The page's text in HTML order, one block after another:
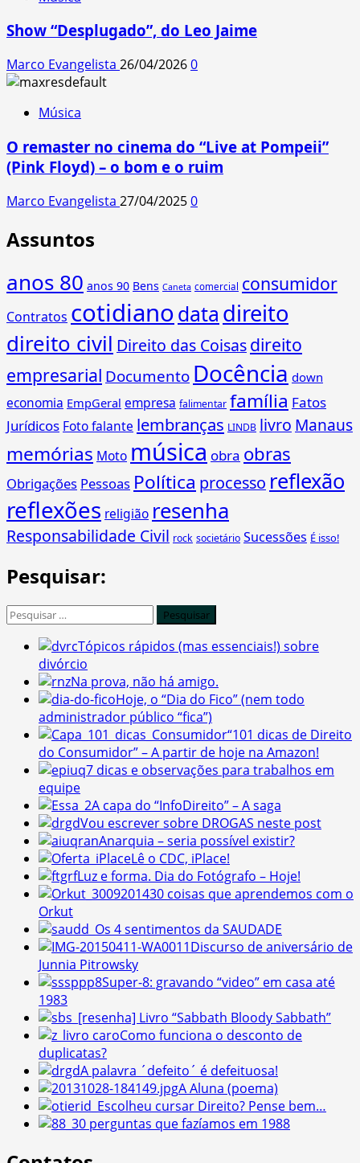
Show “Desplugado”, do Leo Jaime
Marco Evangelista 26/04/20260
Música
O remaster no cinema do “Live at Pompeii”
(Pink Floyd) – o bom e o ruim
Marco Evangelista 27/04/20250
Assuntos
anos 80 anos 90 Bens Caneta comercial consumidor
Contratos cotidianodata direito
direito civil Direito das Coisasdireito
empresarial Documento Docência down
economia EmpGeral empresa falimentar família Fatos
Jurídicos Foto falante lembranças LINDB livro Manaus
memórias Moto música obra obras
Obrigações Pessoas Política processo reflexão
reflexões religião resenha
Responsabilidade Civil rock societário Sucessões É isso!
Pesquisar:
Pesquisar
Tópicos rápidos (mas essenciais!) sobre
divórcio
Na prova, não há amigo.
Hoje, o “Dia do Fico” (nem todo
administrador público “fica”)
“101 dicas de Direito
do Consumidor” – A partir de hoje na Amazon!
7 dicas e observações para trabalhos em
equipe
A capa do “InfoDireito” – A saga
Vou escrever sobre DROGAS neste post
Anarquia – seria possível existir?
Lê o CDC, iPlace!
Luz e forma. Dia do Fotógrafo – Hoje!
30 coisas que aprendemos com o
Orkut
Os 4 sentimentos da SAUDADE
Discurso de aniversário de
Junnia Pitrowsky
Super-8: gravando “video” em casa até
1983
[resenha] Livro “Sabbath Bloody Sabbath”
Como funciona o desconto de
duplicatas?
A palavra ´defeito´ é defeituosa!
A Aluna (poema)
Escolheu cursar Direito? Pense bem…
30 perguntas que fazíamos em 1988